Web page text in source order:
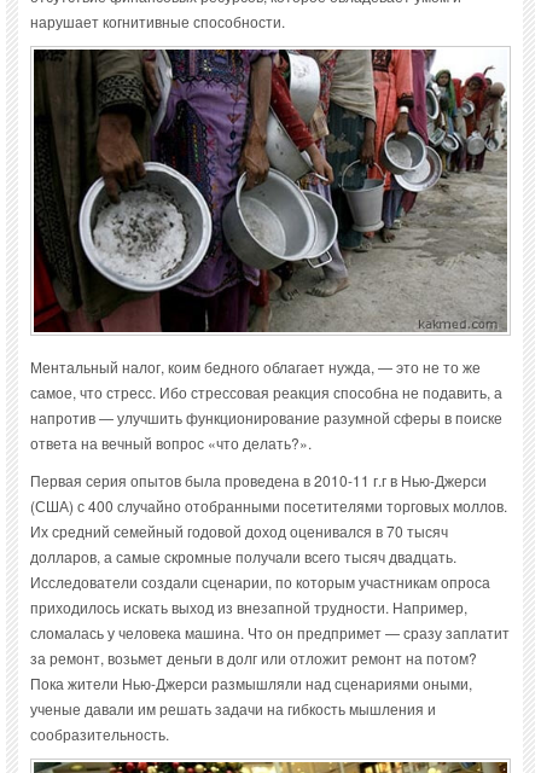
нарушает когнитивные способности.
Ментальный налог, коим бедного облагает нужда, — это не то же
самое, что стресс. Ибо стрессовая реакция способна не подавить, а
напротив — улучшить функционирование разумной сферы в поиске
ответа на вечный вопрос «что делать?».
Первая серия опытов была проведена в 2010-11 г.г в Нью-Джерси
(США) с 400 случайно отобранными посетителями торговых моллов.
Их средний семейный годовой доход оценивался в 70 тысяч
долларов, а самые скромные получали всего тысяч двадцать.
Исследователи создали сценарии, по которым участникам опроса
приходилось искать выход из внезапной трудности. Например,
сломалась у человека машина. Что он предпримет — сразу заплатит
за ремонт, возьмет деньги в долг или отложит ремонт на потом?
Пока жители Нью-Джерси размышляли над сценариями оными,
ученые давали им решать задачи на гибкость мышления и
сообразительность.